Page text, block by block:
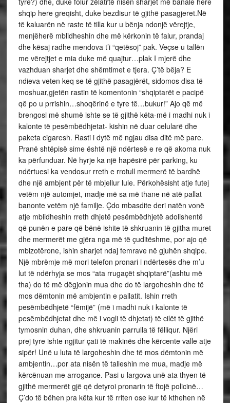
shqip here greqisht, duke bezdisur të gjithë pasagjeret.Në
të kaluarën në raste të tilla kur u bënja ndonjë vërejtje,
menjëherë mblidheshin dhe më kërkonin të falur, prandaj
dhe kësaj radhe mendova t’i “qetësoj” pak. Veçse u tallën
me vërejtjet e mia duke më quajtur…plak I mjerë dhe
vazhduan sharjet dhe shëmtimet e tjera. Ç’të bëja? E
ndieva veten keq se të gjithë pasagjërët, sidomos disa të
moshuar,gjetën rastin të komentonin “shqiptarët e pacipë
që po u prrishin…shoqërinë e tyre të…bukur!” Ajo që më
brengosi më shumë ishte se të gjithë këta-më i madhi nuk i
kalonte të pesëmbëdhjetat- kishin në duar celularë dhe
paketa cigaresh. Rasti i dytë më ngjau disa ditë më pare.
Pranë shtëpisë sime është një ndërtesë e re që akoma nuk
ka përfunduar. Në hyrje ka një hapësirë për parking, ku
ndërtuesi ka vendosur rreth e rrotull mermerë të bardhë
dhe një ambjent për të mbjellur lule. Përkohësisht atje futej
vetëm një automjet, madje më sa më thane në atë pallat
banonte vetëm një familje. Çdo mbasdite deri natën vonë
atje mblidheshin rreth dhjetë pesëmbëdhjetë adolishentë
që punën e pare që bënë ishite të shkruanin të gjitha muret
dhe mermerët me gjëra nga më të çuditëshme, por ajo që
mbizotërone, ishin sharjet ndaj femrave në gjuhën shqipe.
Një mbrëmje më mori telefon pronari i ndërtesës dhe m’u
lut të ndërhyja se mos “ata rrugaçët shqiptarë”(ashtu më
tha) do të më dëgjonin mua dhe do të largoheshin dhe të
mos dëmtonin më ambjentin e pallatit. Ishin rreth
pesëmbëdhjetë “fëmijë” (më i madhi nuk i kalonte të
pesëmbëdhjetat dhe më i vogli të dhjetat) të cilët të gjithë
tymosnin duhan, dhe shkruanin parrulla të fëlliqur. Njëri
prej tyre ishte ngjitur çati të makinës dhe kërcente valle atje
sipër! Unë u luta të largoheshin dhe të mos dëmtonin më
ambjentin…por ata nisën të talleshin me mua, madje më
kërcënuan me arrogance. Pasi u largova unë ata thyen të
gjithë mermerët gjë që detyroi pronarin të ftojë policinë…
Ç’do të bëhen pra këta kur të rriten ose kur të kthehen në